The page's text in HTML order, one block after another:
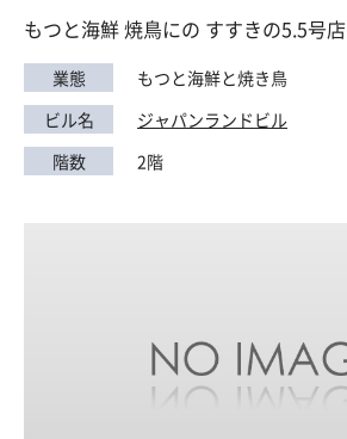
もつと海鮮 焼鳥にの すすきの5.5号店
業態
もつと海鮮と焼き鳥
ビル名
ジャパンランドビル
階数
2階